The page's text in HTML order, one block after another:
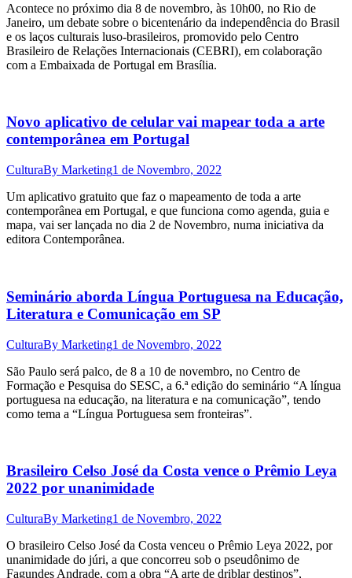
Acontece no próximo dia 8 de novembro, às 10h00, no Rio de
Janeiro, um debate sobre o bicentenário da independência do Brasil
e os laços culturais luso-brasileiros, promovido pelo Centro
Brasileiro de Relações Internacionais (CEBRI), em colaboração
com a Embaixada de Portugal em Brasília.
Novo aplicativo de celular vai mapear toda a arte
contemporânea em Portugal
CulturaBy Marketing1 de Novembro, 2022
Um aplicativo gratuito que faz o mapeamento de toda a arte
contemporânea em Portugal, e que funciona como agenda, guia e
mapa, vai ser lançada no dia 2 de Novembro, numa iniciativa da
editora Contemporânea.
Seminário aborda Língua Portuguesa na Educação,
Literatura e Comunicação em SP
CulturaBy Marketing1 de Novembro, 2022
São Paulo será palco, de 8 a 10 de novembro, no Centro de
Formação e Pesquisa do SESC, a 6.ª edição do seminário “A língua
portuguesa na educação, na literatura e na comunicação”, tendo
como tema a “Língua Portuguesa sem fronteiras”.
Brasileiro Celso José da Costa vence o Prêmio Leya
2022 por unanimidade
CulturaBy Marketing1 de Novembro, 2022
O brasileiro Celso José da Costa venceu o Prêmio Leya 2022, por
unanimidade do júri, a que concorreu sob o pseudônimo de
Fagundes Andrade, com a obra “A arte de driblar destinos”,